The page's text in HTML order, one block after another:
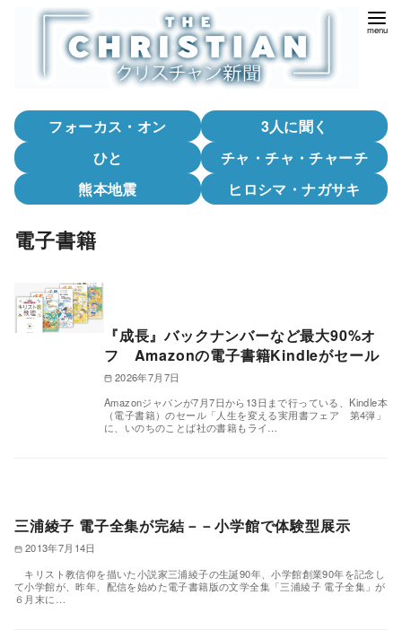
フォーカス・オン
3人に聞く
ひと
チャ・チャ・チャーチ
熊本地震
ヒロシマ・ナガサキ
電子書籍
『成長』バックナンバーなど最大90%オ
フ Amazonの電子書籍Kindleがセール
2026年7月7日
Amazonジャパンが7月7日から13日まで行っている、Kindle本
（電子書籍）のセール「人生を変える実用書フェア 第4弾」
に、いのちのことば社の書籍もライ…
三浦綾子 電子全集が完結－－小学館で体験型展示
2013年7月14日
キリスト教信仰を描いた小説家三浦綾子の生誕90年、小学館創業90年を記念し
て小学館が、昨年、配信を始めた電子書籍版の文学全集「三浦綾子 電子全集」が
６月末に…